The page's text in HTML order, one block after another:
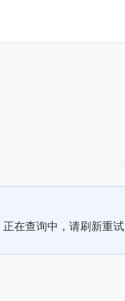
正在查询中，请刷新重试